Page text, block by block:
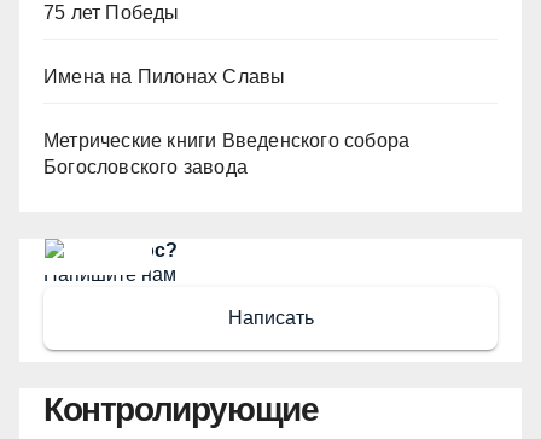
75 лет Победы
Имена на Пилонах Славы
Метрические книги Введенского собора
Богословского завода
Есть вопрос?
Напишите нам
Написать
Контролирующие